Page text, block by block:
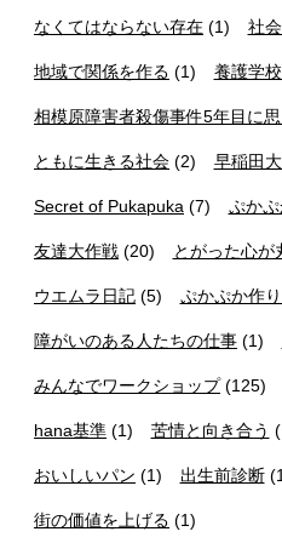
なくてはならない存在 (1) 社
地域で関係を作る (1) 養護学
相模原障害者殺傷事件5年目に思
ともに生きる社会 (2) 早稲田
Secret of Pukapuka (7) ぷか
友達大作戦 (20) とがった心が
ウエムラ日記 (5) ぷかぷか作
障がいのある人たちの仕事 (1)
みんなでワークショップ(125)
hana基準 (1) 苦情と向き合う
おいしいパン (1) 出生前診断
街の価値を上げる (1)